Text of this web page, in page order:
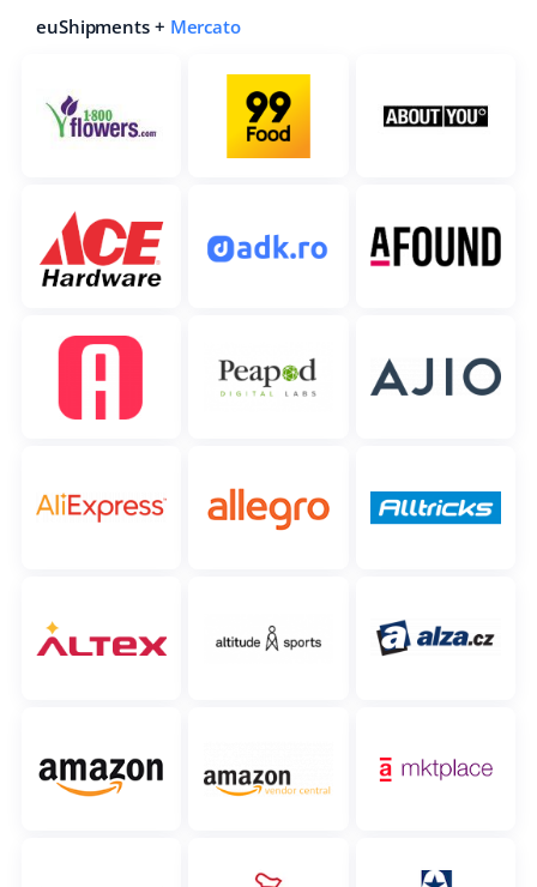
euShipments + Mercato